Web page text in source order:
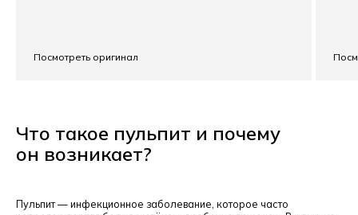
Посмотреть оригинал
Что такое пульпит и почему
он возникает?
Пульпит — инфекционное заболевание, которое часто